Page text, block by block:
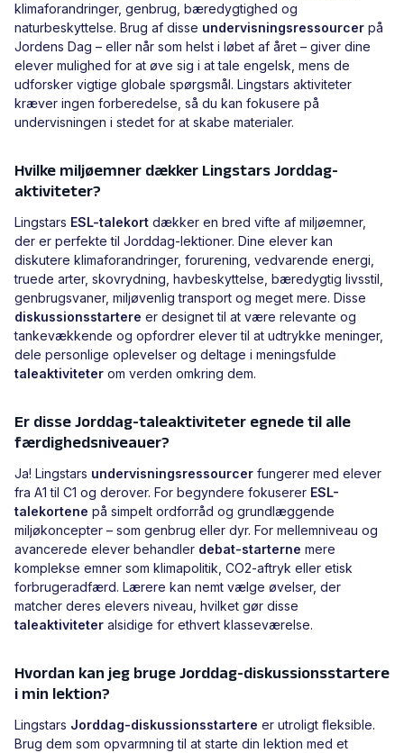
klimaforandringer, genbrug, bæredygtighed og
naturbeskyttelse. Brug af disse undervisningsressourcer på
Jordens Dag – eller når som helst i løbet af året – giver dine
elever mulighed for at øve sig i at tale engelsk, mens de
udforsker vigtige globale spørgsmål. Lingstars aktiviteter
kræver ingen forberedelse, så du kan fokusere på
undervisningen i stedet for at skabe materialer.
Hvilke miljøemner dækker Lingstars Jorddag-
aktiviteter?
Lingstars ESL-talekort dækker en bred vifte af miljøemner,
der er perfekte til Jorddag-lektioner. Dine elever kan
diskutere klimaforandringer, forurening, vedvarende energi,
truede arter, skovrydning, havbeskyttelse, bæredygtig livsstil,
genbrugsvaner, miljøvenlig transport og meget mere. Disse
diskussionsstartere er designet til at være relevante og
tankevækkende og opfordrer elever til at udtrykke meninger,
dele personlige oplevelser og deltage i meningsfulde
taleaktiviteter om verden omkring dem.
Er disse Jorddag-taleaktiviteter egnede til alle
færdighedsniveauer?
Ja! Lingstars undervisningsressourcer fungerer med elever
fra A1 til C1 og derover. For begyndere fokuserer ESL-
talekortene på simpelt ordforråd og grundlæggende
miljøkoncepter – som genbrug eller dyr. For mellemniveau og
avancerede elever behandler debat-starterne mere
komplekse emner som klimapolitik, CO2-aftryk eller etisk
forbrugeradfærd. Lærere kan nemt vælge øvelser, der
matcher deres elevers niveau, hvilket gør disse
taleaktiviteter alsidige for ethvert klasseværelse.
Hvordan kan jeg bruge Jorddag-diskussionsstartere
i min lektion?
Lingstars Jorddag-diskussionsstartere er utroligt fleksible.
Brug dem som opvarmning til at starte din lektion med et